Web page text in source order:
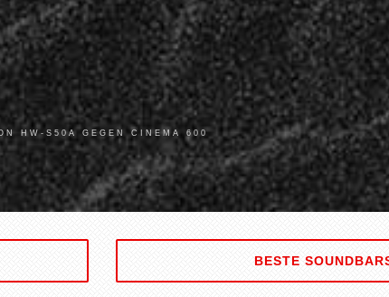
HW-S50A GEGEN CINEMA 600
BESTE